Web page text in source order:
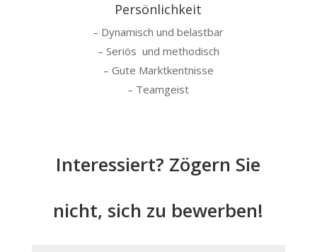
Persönlichkeit
– Dynamisch und belastbar
– Seriös und methodisch
– Gute Marktkentnisse
– Teamgeist
Interessiert? Zögern Sie
nicht, sich zu bewerben!